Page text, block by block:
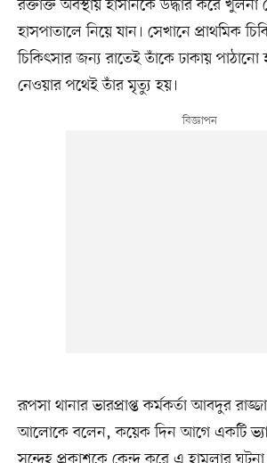
রক্তাক্ত অবস্থায় হাসানকে উদ্ধার করে
হাসপাতালে নিয়ে যান। সেখানে প্রাথমিক
চিকিৎসার জন্য রাতেই তাঁকে ঢাকায় পাঠানো
নেওয়ার পথেই তাঁর মৃত্যু হয়।
রূপসা থানার ভারপ্রাপ্ত কর্মকর্তা আবদুর
আলোকে বলেন, কয়েক দিন আগে একটি